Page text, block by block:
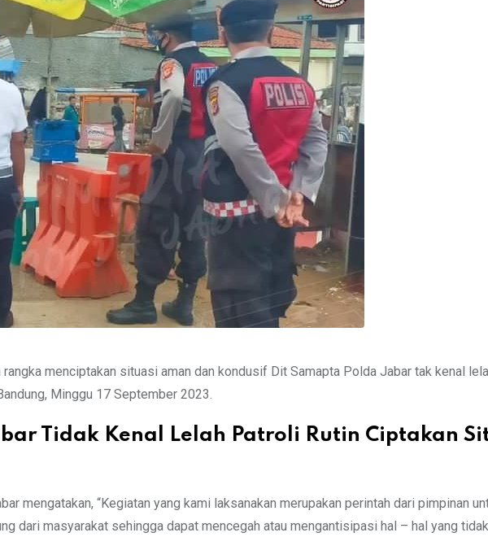
rangka menciptakan situasi aman dan kondusif Dit Samapta Polda Jabar tak kenal
Minggu 17 September 2023.
Tidak Kenal Lelah Patroli Rutin Ciptakan
mengatakan, “Kegiatan yang kami laksanakan merupakan perintah dari pimpinan
dari masyarakat sehingga dapat mencegah atau mengantisipasi hal – hal yang